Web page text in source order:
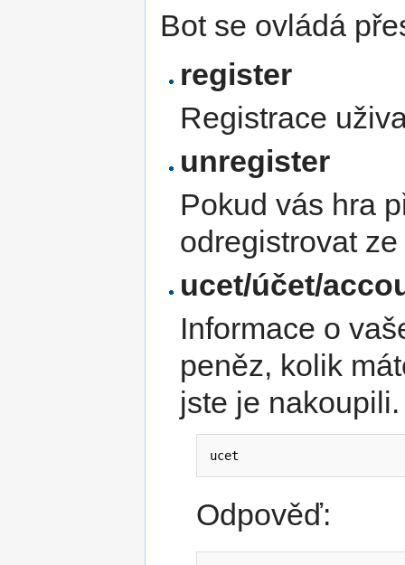
Bot se ovládá
register
Registrace
unregister
Pokud vás hra
odregistrovat ze
ucet/účet/
Informace o
peněz, kolik
jste je nakoupili.
ucet
Odpověď: